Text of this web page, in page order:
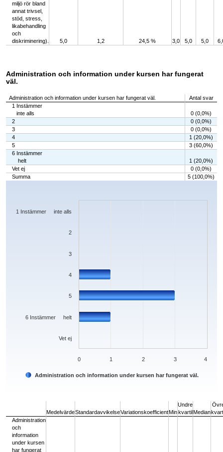
miljö rör bland
annat trivsel,
stöd, stress,
likabehandling
och
diskriminering).
5,0 1,2 24,5 % 3,0 5,0 5,0
Administration och information under kursen har fungerat
väl.
Administration och information under kursen har fungerat väl.
Antal svar
1 Instämmer
inte alls
0 (0,0%)
2
0 (0,0%)
3
0 (0,0%)
4
1 (20,0%)
5
3 (60,0%)
6 Instämmer
helt
1 (20,0%)
Vet ej
0 (0,0%)
Summa
5 (100,0%)
Chart
The chart has 1 X axis displaying categories.
Administration och information under kursen har fungerat väl.
Vet ej
6 Instämmer helt
5
4
3
2
1 Instämmer inte alls
0 1 2 3 4
MedelvärdeStandardavvikelseVariationskoefficientMin
Undre
kvartil Median
Administration
och
information
under kursen
har fungerat